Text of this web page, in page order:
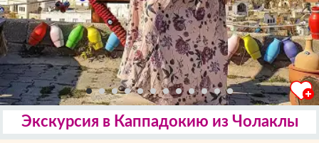
Экскурсия в Каппадокию из Чолаклы